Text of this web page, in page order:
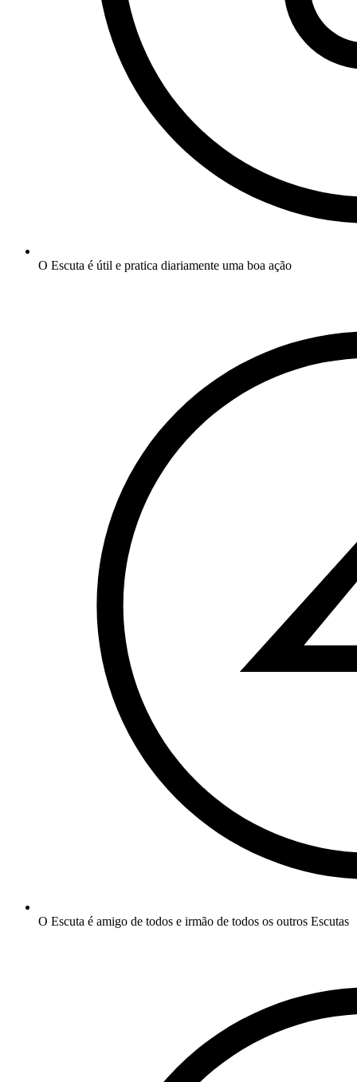
O Escuta é útil e pratica diariamente uma boa ação
O Escuta é amigo de todos e irmão de todos os outros Escutas